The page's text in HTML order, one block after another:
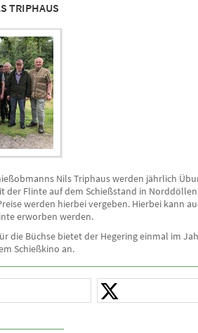
TRIPHAUS
Nils Triphaus werden jährlich
der Flinte auf dem Schießstand in Norddöllen
werden hierbei vergeben. Hierbei kann
erworben werden.
die Büchse bietet der Hegering einmal im
Schießkino an.